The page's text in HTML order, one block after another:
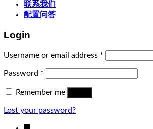
联系我们
配置问答
Login
Username or email address *
Password *
Remember me
Lost your password?